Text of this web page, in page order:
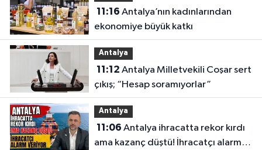
11:16
ekonomiye büyük katkı
Antalya
11:12
çıkış; “Hesap soramıyorlar”
Antalya
11:06
ama kazanç düştü! İhracatçı alarm